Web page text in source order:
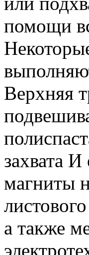
помощи
Верхняя
захвата
магниты
а также